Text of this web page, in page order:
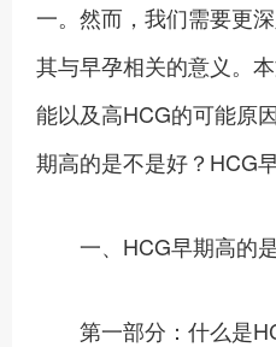
一。然而，我们需要更
其与早孕相关的意义。
能以及高HCG的可能原
期高的是不是好？HCG
一、HCG早期高的是
第一部分：什么是